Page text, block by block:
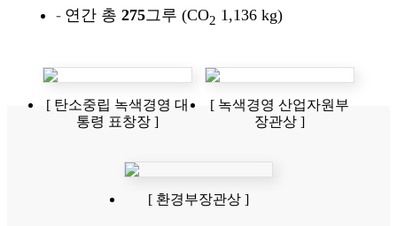
연간 총 275그루 (CO2 1,136 kg)
[ 탄소중립 녹색경영 대
통령 표창장 ]
[ 녹색경영 산업자원부
장관상 ]
[ 환경부장관상 ]